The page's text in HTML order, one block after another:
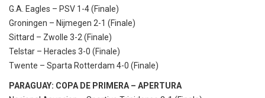
G.A. Eagles – PSV 1-4 (Finale)
Groningen – Nijmegen 2-1 (Finale)
Sittard – Zwolle 3-2 (Finale)
Telstar – Heracles 3-0 (Finale)
Twente – Sparta Rotterdam 4-0 (Finale)
PARAGUAY: COPA DE PRIMERA – APERTURA